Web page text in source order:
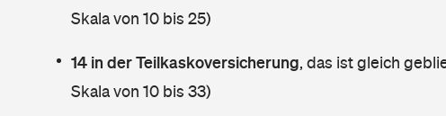
Skala von 10 bis 25)
14 in der Teilkaskoversicherung, das ist gleich
Skala von 10 bis 33)